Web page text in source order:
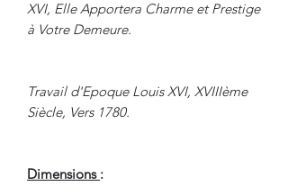
XVI, Elle Apportera Charme et Prestige
à Votre Demeure.
Travail d'Epoque Louis XVI, XVIIIème
Siècle, Vers 1780.
Dimensions :